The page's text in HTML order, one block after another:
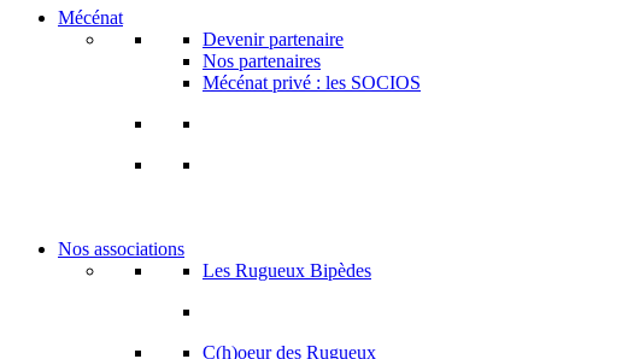
Mécénat
Devenir partenaire
Nos partenaires
Mécénat privé : les SOCIOS
Nos associations
Les Rugueux Bipèdes
C(h)oeur des Rugueux